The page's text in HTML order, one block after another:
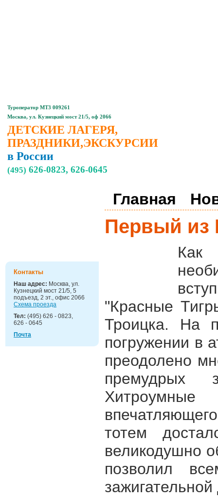
Туроператор МТ3 009261
Москва, ул. Кузнецкий мост 21/5, оф 2066
ДЕТСКИЕ ЛАГЕРЯ,
ПРАЗДНИКИ,ЭКСКУРСИИ
в России
(495) 626-0823, 626-0645
Контакты
Наш адрес: Москва, ул.
Кузнецкий мост 21/5, 5
подъезд, 2 эт., офис 2066
Схема проезда
Тел: (495) 626 - 0823,
626 - 0645
Почта
Главная
Первый из
Как
"Красные
Троицка. На
погружении в
преодолено
премудрых
тотем
великодушно
позволил